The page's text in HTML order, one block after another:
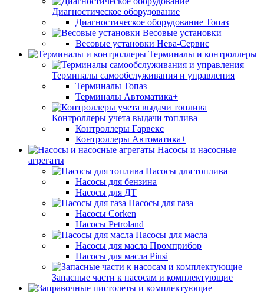
Диагностическое оборудование
Диагностическое оборудование Топаз
Весовые установки
Весовые установки Нева-Сервис
Терминалы и контроллеры
Терминалы самообслуживания и управления
Терминалы Топаз
Терминалы Автоматика+
Контроллеры учета выдачи топлива
Контроллеры Гарвекс
Контроллеры Автоматика+
Насосы и насосные
агрегаты
Насосы для топлива
Насосы для бензина
Насосы для ДТ
Насосы для газа
Насосы Corken
Насосы Petroland
Насосы для масла
Насосы для масла Промприбор
Насосы для масла Piusi
Запасные части к насосам и комплектующие